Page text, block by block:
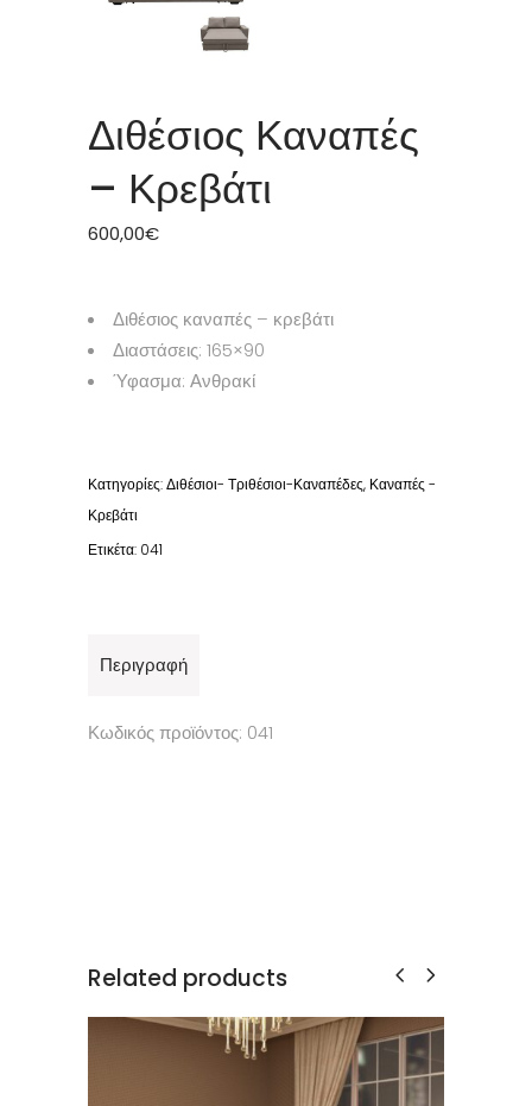
Διθέσιος Καναπές
– Κρεβάτι
600,00€
Διθέσιος καναπές – κρεβάτι
Διαστάσεις: 165×90
Ύφασμα: Ανθρακί
Κατηγορίες:Διθέσιοι- Τριθέσιοι-Καναπέδες, Καναπές -
Κρεβάτι
Ετικέτα: 041
Περιγραφή
Κωδικός προϊόντος: 041
Related products